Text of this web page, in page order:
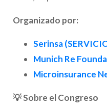
Organizado por:
Serinsa (
Munich Re
Microinsurance
💡 Sobre el Congreso